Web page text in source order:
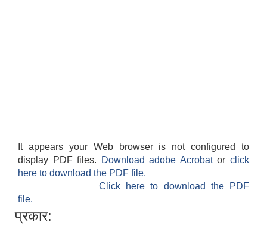
It appears your Web browser is not configured to
display PDF files.
Download adobe Acrobatorclick
here to download the PDF file.
Click here to download the PDF
file.
प्रकार: